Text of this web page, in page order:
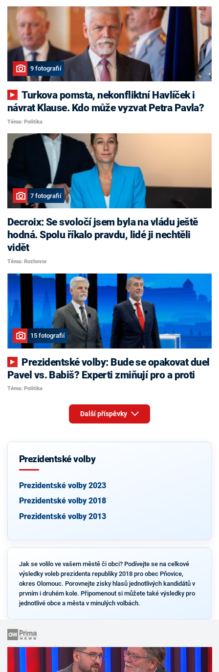
9 fotografií
Turkova pomsta, nekonfliktní Havlíček i
návrat Klause. Kdo může vyzvat Petra Pavla?
Téma: Politika
7 fotografií
Decroix: Se svoločí jsem byla na vládu ještě
hodná. Spolu říkalo pravdu, lidé ji nechtěli
vidět
Téma: Rozhovor
15 fotografií
Pavel vs. Babiš? Experti zmiňují pro a proti
Téma: Politika
Další příspěvky
Prezidentské volby
Prezidentské volby 2023
Prezidentské volby 2018
Prezidentské volby 2013
Jak se volilo ve vašem městě či obci? Podívejte se na celkové
výsledky voleb prezidenta republiky 2018 pro obec Pňovice,
okres Olomouc. Porovnejte zisky hlasů jednotlivých kandidátů v
prvním i druhém kole. Připomenout si můžete také výsledky pro
jednotlivé obce a města v minulých volbách.